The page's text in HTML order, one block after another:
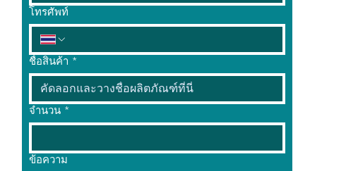
โทรศัพท์
ชื่อสินค้า *
จำนวน *
ข้อความ